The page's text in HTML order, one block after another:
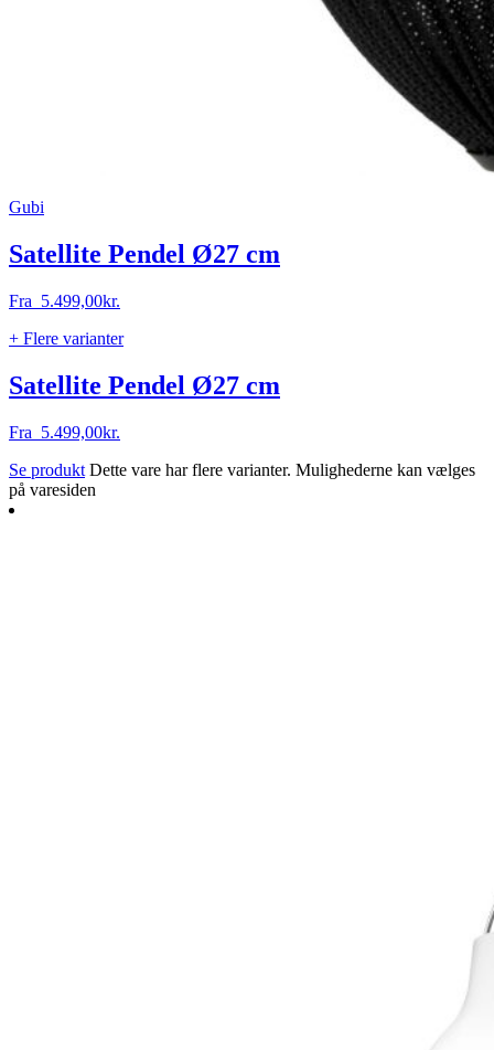
Gubi
Satellite Pendel Ø27 cm
Fra 5.499,00kr.
+ Flere varianter
Satellite Pendel Ø27 cm
Fra 5.499,00kr.
Se produkt Dette vare har flere varianter. Mulighederne kan vælges
på varesiden